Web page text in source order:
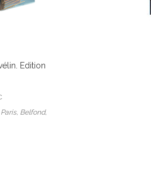
Edition
Envoi
Paris, Belfond,